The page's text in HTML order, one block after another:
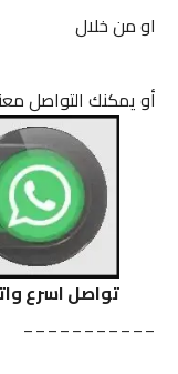
او من خلال
أو يمكنك التواصل
تواصل اسرع
___________